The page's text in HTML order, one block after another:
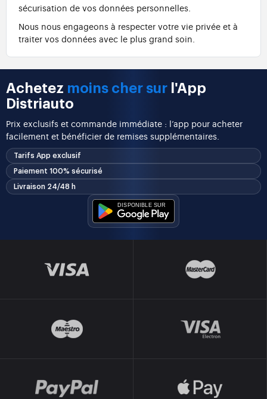
sécurisation de vos données personnelles.
Nous nous engageons à respecter votre vie privée et à
traiter vos données avec le plus grand soin.
Achetez moins cher sur l'App
Distriauto
Prix exclusifs et commande immédiate : l’app pour acheter
facilement et bénéficier de remises supplémentaires.
Tarifs App exclusif
Paiement 100% sécurisé
Livraison 24/48 h